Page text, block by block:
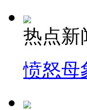
热点新
愤怒母